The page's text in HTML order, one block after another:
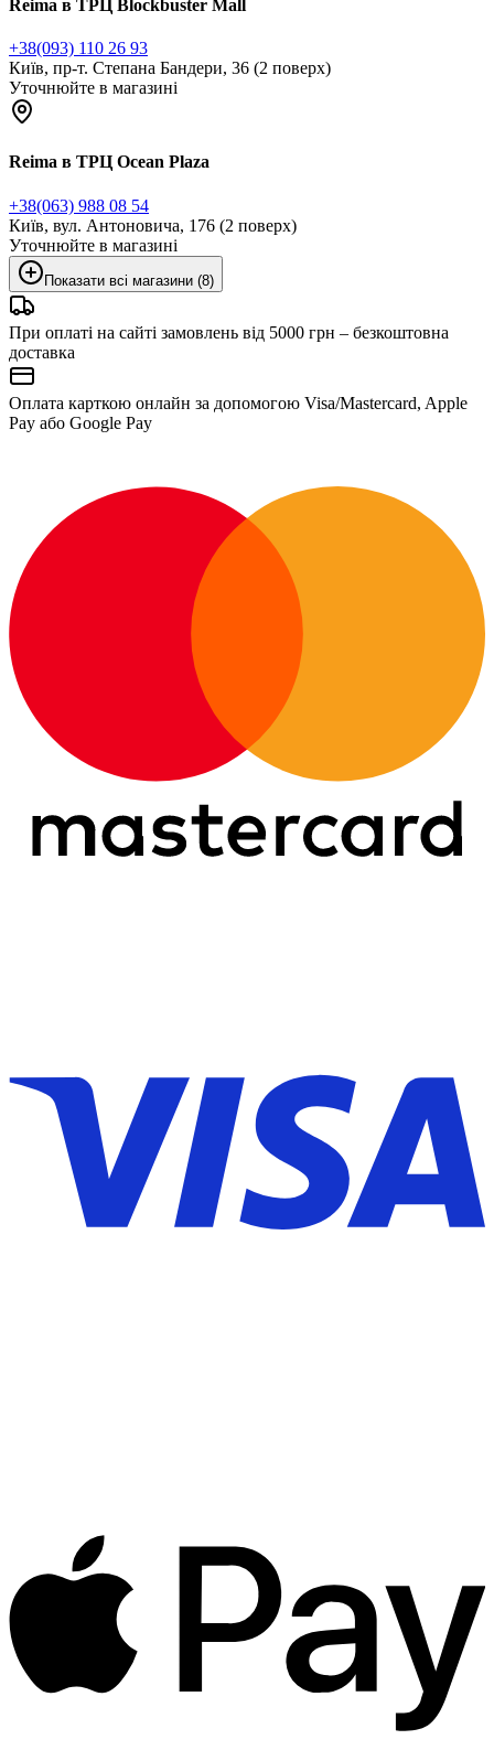
Reima в ТРЦ Blockbuster Mall
+38(093) 110 26 93
Київ, пр-т. Степана Бандери, 36 (2 поверх)
Уточнюйте в магазині
Reima в ТРЦ Ocean Plaza
+38(063) 988 08 54
Київ, вул. Антоновича, 176 (2 поверх)
Уточнюйте в магазині
Показати всі магазини (8)
При оплаті на сайті замовлень від 5000 грн – безкоштовна
доставка
Оплата карткою онлайн за допомогою Visa/Mastercard, Apple
Pay або Google Pay